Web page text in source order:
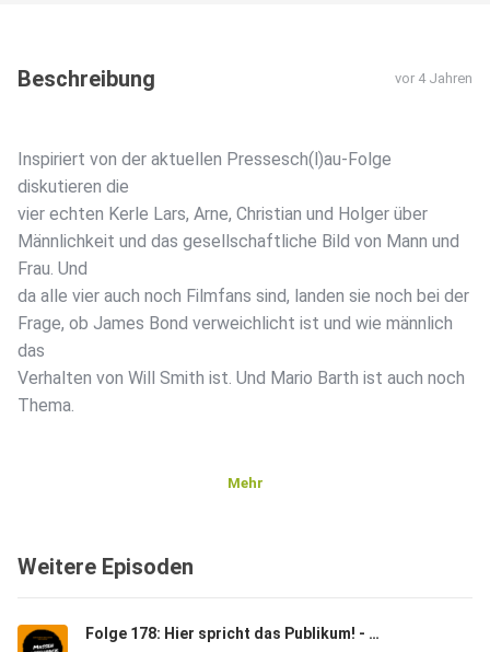
Beschreibung vor 4 Jahren
Inspiriert von der aktuellen Pressesch(l)au-Folge
diskutieren die
vier echten Kerle Lars, Arne, Christian und Holger über
Männlichkeit und das gesellschaftliche Bild von Mann und
Frau. Und
da alle vier auch noch Filmfans sind, landen sie noch bei der
Frage, ob James Bond verweichlicht ist und wie männlich
das
Verhalten von Will Smith ist. Und Mario Barth ist auch noch
Thema.
Mehr
Weitere Episoden
Folge 178: Hier spricht das Publikum! - Massengeschnack